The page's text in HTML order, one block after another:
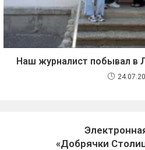
Наш журналист побывал в
«Добрячки